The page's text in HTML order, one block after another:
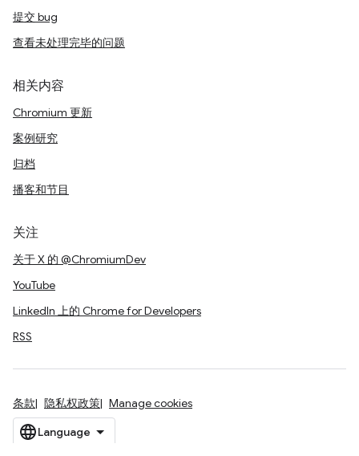
提交 bug
查看未处理完毕的问题
相关内容
Chromium 更新
案例研究
归档
播客和节目
关注
关于 X 的 @ChromiumDev
YouTube
LinkedIn 上的 Chrome for Developers
RSS
条款 隐私权政策 Manage cookies